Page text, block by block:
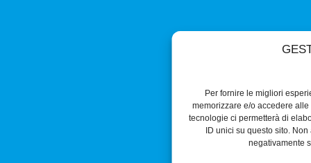
Per fornire le migliori
memorizzare e/o accedere
tecnologie ci permetterà di
ID unici su questo sito.
negativamente